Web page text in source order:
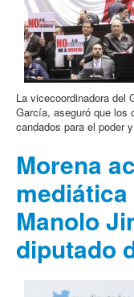
La vicecoordinadora del
García, aseguró que los
candados para el poder
Morena
Manolo
diputado